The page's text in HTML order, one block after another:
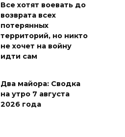
Все хотят воевать до
возврата всех
потерянных
территорий, но никто
не хочет на войну
идти сам
Два майора: Сводка
на утро 7 августа
2026 года